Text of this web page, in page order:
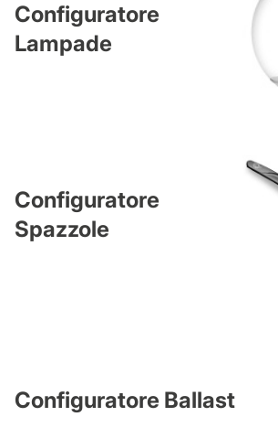
Configuratore
Lampade
Configuratore
Spazzole
Configuratore Ballast